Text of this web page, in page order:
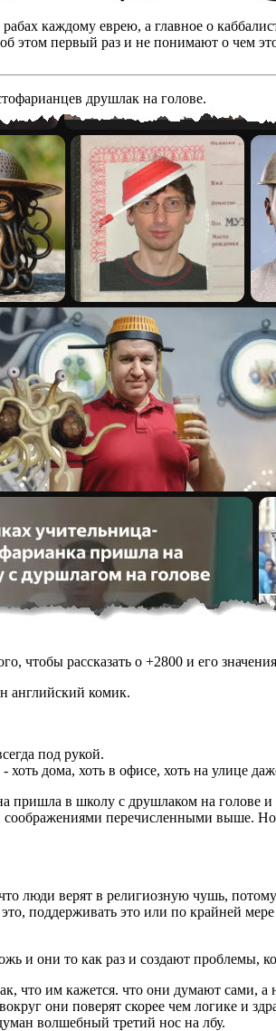
каждому еврею, а главное о
этом первый раз и не понимают о чем
друшлак на голове.
чтобы рассказать о +2800 и его
английский комик.
под рукой.
дома, хоть в офисе, хоть на улице
в школу с друшлаком на голове
перечисленными выше. Но
люди верят в религиозную чушь,
поддерживать это или по крайней
и они то как раз и создают проблемы,
что им кажется. что они думают
они поверят скорее чем логике
волшебный третий нос на лбу.